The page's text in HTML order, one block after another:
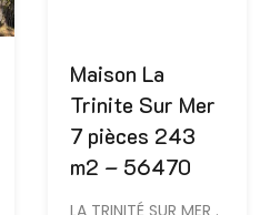
Maison La
Trinite Sur Mer
7 pièces 243
m2 – 56470